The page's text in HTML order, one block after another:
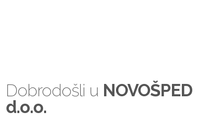
Dobrodošli u NOVOŠPED
d.o.o.